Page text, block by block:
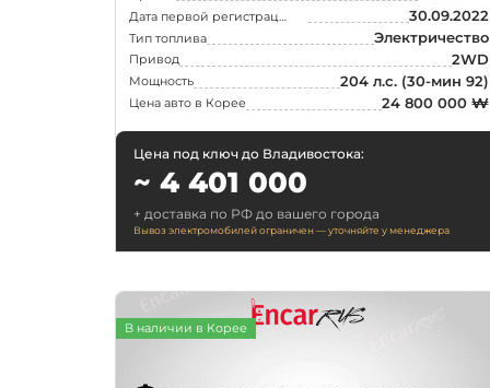
Tesla
Toyota
30.09.2022
Тип топлива Электричество
Привод 2WD
Мощность 204 л.с. (30-мин 92)
Цена авто в Корее 24 800 000 ₩
Цена под ключ до Владивостока:
~ 4 401 000
+ доставка по РФ до вашего города
Вывоз электромобилей ограничен — уточняйте у менеджера
В наличии в Корее
Выберите
Екатеринбург